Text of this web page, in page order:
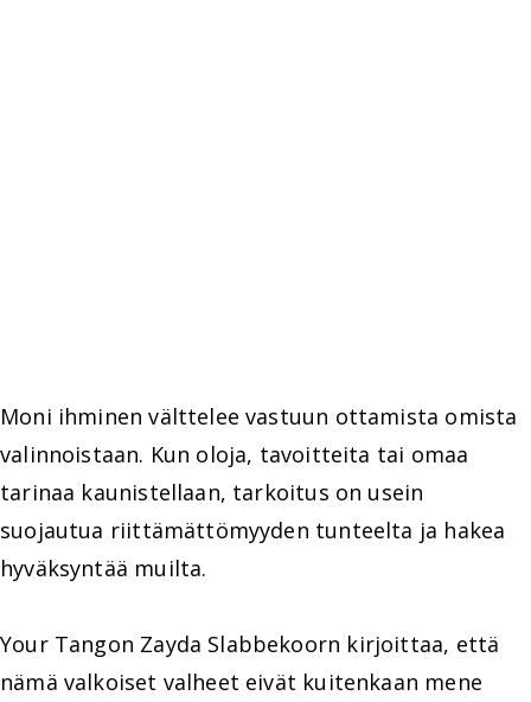
Moni ihminen välttelee vastuun ottamista omista
valinnoistaan. Kun oloja, tavoitteita tai omaa
tarinaa kaunistellaan, tarkoitus on usein
suojautua riittämättömyyden tunteelta ja hakea
hyväksyntää muilta.
Your Tangon Zayda Slabbekoorn kirjoittaa, että
nämä valkoiset valheet eivät kuitenkaan mene